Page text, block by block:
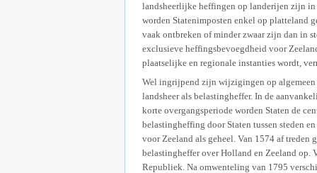
landsheerlijke heffingen op landerijen zijn in
worden Statenimposten enkel op platteland
vaak ontbreken of minder zwaar zijn dan in
exclusieve heffingsbevoegdheid voor
plaatselijke en regionale instanties wordt,
Wel ingrijpend zijn wijzigingen op algemeen
landsheer als belastingheffer. In de
korte overgangsperiode worden Staten de
belastingheffing door Staten tussen steden
voor Zeeland als geheel. Van 1574 af
belastingheffer over Holland en Zeeland op.
Republiek. Na omwenteling van 1795